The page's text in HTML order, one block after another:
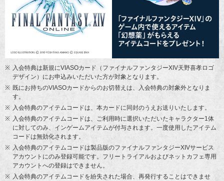
入会特典は新規にVIASOカード（ファイナルファンタジーXIV天野喜孝ロゴ
デザイン）にお申込みいただいた方が対象となります。
既にお持ちのVIASOカードからのお切替えは、入会特典の対象外となりま
す。
入会特典のアイテムコードは、本カードに同封のうえお送りいたします。
入会特典のアイテムコードは、ご利用時に選択いただいたキャラクター1体
に対してのみ、インゲームアイテムが付与されます。一度使用したアイテム
コードは無効化されます。
入会特典のアイテムコードは製品版のファイナルファンタジーXIVサービス
アカウントにのみ登録可能です。フリートライアルおよびネットカフェ専用
アカウントへの登録はできません。
入会特典のアイテムコードを紛失された場合、再発行することはできませ